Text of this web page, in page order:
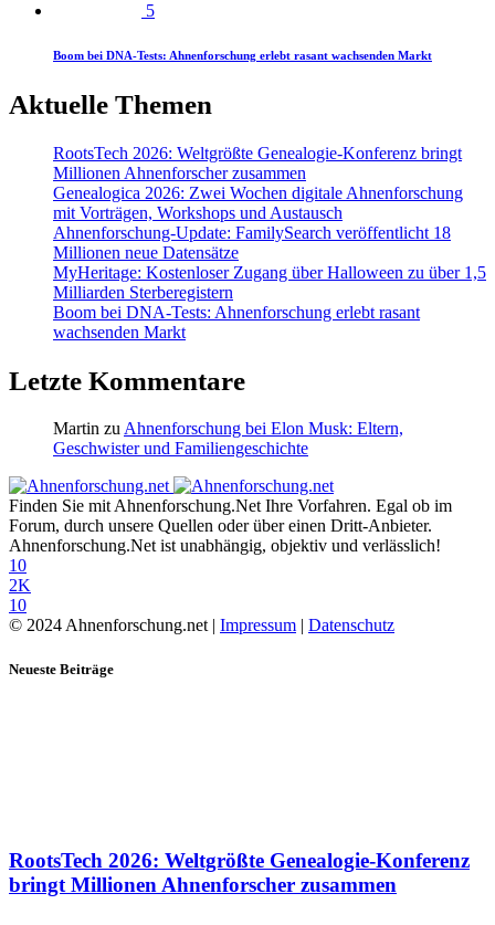
5
Boom bei DNA-Tests: Ahnenforschung erlebt rasant wachsenden Markt
Aktuelle Themen
RootsTech 2026: Weltgrößte Genealogie-Konferenz bringt
Millionen Ahnenforscher zusammen
Genealogica 2026: Zwei Wochen digitale Ahnenforschung
mit Vorträgen, Workshops und Austausch
Ahnenforschung-Update: FamilySearch veröffentlicht 18
Millionen neue Datensätze
MyHeritage: Kostenloser Zugang über Halloween zu über 1,5
Milliarden Sterberegistern
Boom bei DNA-Tests: Ahnenforschung erlebt rasant
wachsenden Markt
Letzte Kommentare
Martin zu Ahnenforschung bei Elon Musk: Eltern,
Geschwister und Familiengeschichte
Finden Sie mit Ahnenforschung.Net Ihre Vorfahren. Egal ob im
Forum, durch unsere Quellen oder über einen Dritt-Anbieter.
Ahnenforschung.Net ist unabhängig, objektiv und verlässlich!
10
2K
10
© 2024 Ahnenforschung.net | Impressum | Datenschutz
Neueste Beiträge
RootsTech 2026: Weltgrößte Genealogie-Konferenz
bringt Millionen Ahnenforscher zusammen